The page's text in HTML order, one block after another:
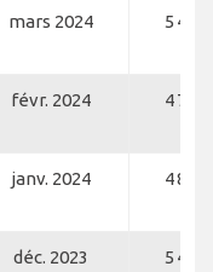
mars 2024 5 445
févr. 2024 4 790
janv. 2024 4 820
déc. 2023 5 491